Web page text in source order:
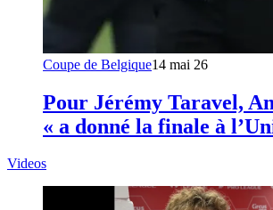
Coupe de Belgique14 mai 26
Pour Jérémy Taravel,
« a donné la finale à
Videos